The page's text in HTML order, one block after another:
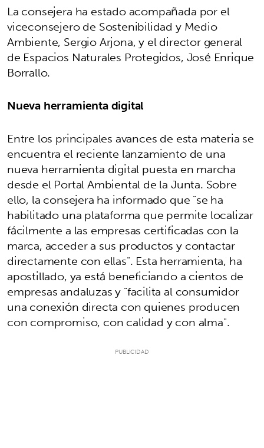
La consejera ha estado acompañada por el
viceconsejero de Sostenibilidad y Medio
Ambiente, Sergio Arjona, y el director general
de Espacios Naturales Protegidos, José Enrique
Borrallo.
Nueva herramienta digital
Entre los principales avances de esta materia se
encuentra el reciente lanzamiento de una
nueva herramienta digital puesta en marcha
desde el Portal Ambiental de la Junta. Sobre
ello, la consejera ha informado que "se ha
habilitado una plataforma que permite localizar
fácilmente a las empresas certificadas con la
marca, acceder a sus productos y contactar
directamente con ellas". Esta herramienta, ha
apostillado, ya está beneficiando a cientos de
empresas andaluzas y "facilita al consumidor
una conexión directa con quienes producen
con compromiso, con calidad y con alma".